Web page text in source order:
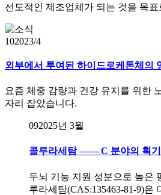
선도적인 제조업체가 되는 것을 목표
102023/4
외부에서 투여된 하이드로케톤체의
요즘 체중 감량과 건강 유지를 위한
자리 잡았습니다.
092025년 3월
콜루라세탐 —— C 분야의 획기
두뇌 기능 지원 성분으로 높은
루라세탐(CAS:135463-81-9)은